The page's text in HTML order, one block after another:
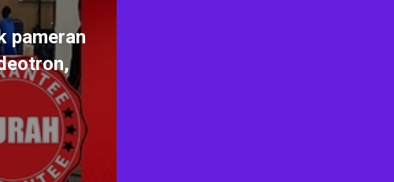
pameran